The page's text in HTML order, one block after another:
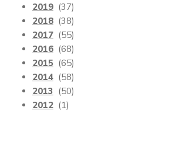
2019 (37)
2018 (38)
2017 (55)
2016 (68)
2015 (65)
2014 (58)
2013 (50)
2012 (1)